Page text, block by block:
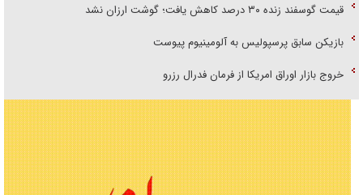
قیمت گوسفند زنده ۳۰ درصد کاهش یافت؛ گوشت ارزان نشد
بازیکن سابق پرسپولیس به آلومینیوم پیوست
خروج بازار اوراق امریکا از فرمان فدرال رزرو